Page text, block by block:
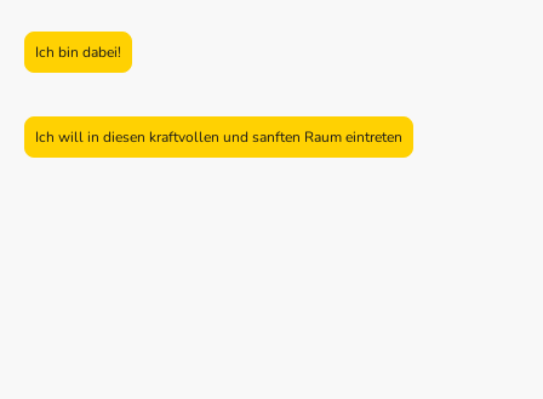
Ich bin dabei!
Ich will in diesen kraftvollen und sanften Raum eintreten